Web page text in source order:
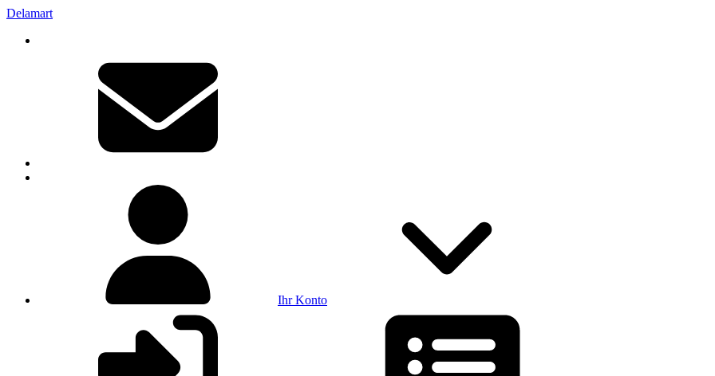
Delamart
Ihr Konto